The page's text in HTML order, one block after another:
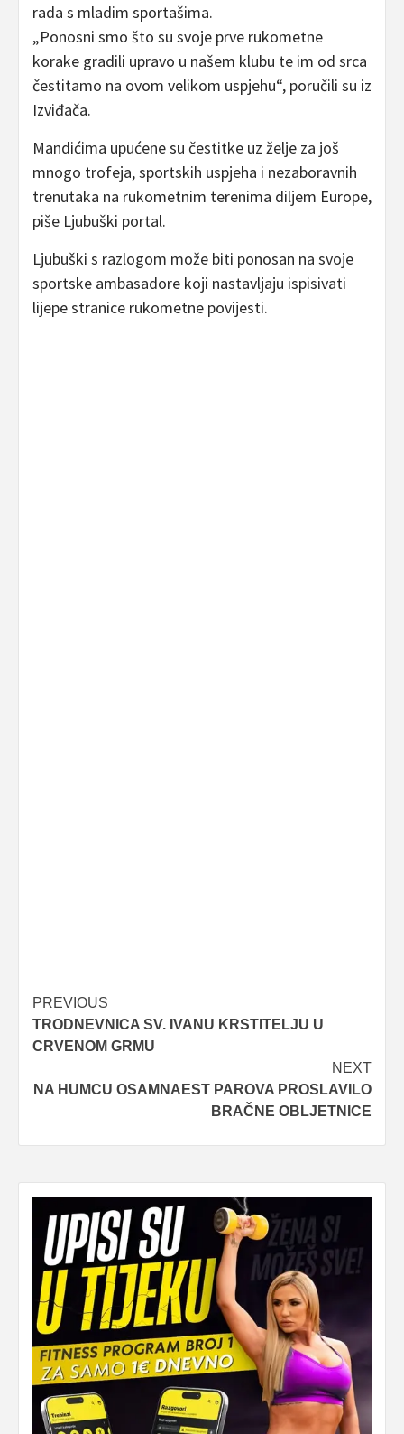
rada s mladim sportašima.
„Ponosni smo što su svoje prve rukometne
korake gradili upravo u našem klubu te im od srca
čestitamo na ovom velikom uspjehu“, poručili su iz
Izviđača.
Mandićima upućene su čestitke uz želje za još
mnogo trofeja, sportskih uspjeha i nezaboravnih
trenutaka na rukometnim terenima diljem Europe,
piše Ljubuški portal.
Ljubuški s razlogom može biti ponosan na svoje
sportske ambasadore koji nastavljaju ispisivati
lijepe stranice rukometne povijesti.
Post
navigation
PREVIOUS
TRODNEVNICA SV. IVANU KRSTITELJU U
CRVENOM GRMU
NEXT
NA HUMCU OSAMNAEST PAROVA PROSLAVILO
BRAČNE OBLJETNICE